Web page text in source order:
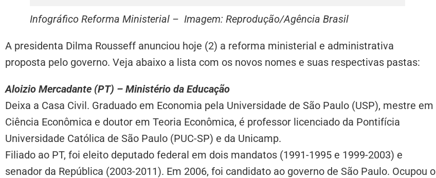
Infográfico Reforma Ministerial – Imagem: Reprodução/Agência Brasil
A presidenta Dilma Rousseff anunciou hoje (2) a reforma ministerial e administrativa
proposta pelo governo. Veja abaixo a lista com os novos nomes e suas respectivas pastas:
Aloizio Mercadante (PT) – Ministério da Educação
Deixa a Casa Civil. Graduado em Economia pela Universidade de São Paulo (USP), mestre em
Ciência Econômica e doutor em Teoria Econômica, é professor licenciado da Pontifícia
Universidade Católica de São Paulo (PUC-SP) e da Unicamp.
Filiado ao PT, foi eleito deputado federal em dois mandatos (1991-1995 e 1999-2003) e
senador da República (2003-2011). Em 2006, foi candidato ao governo de São Paulo. Ocupou o